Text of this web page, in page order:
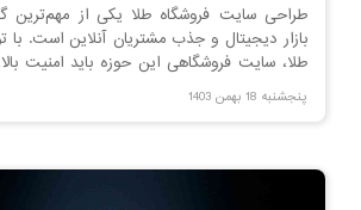
طراحی سایت فروشگاه طلا یکی از مهم‌ترین
بازار دیجیتال و جذب مشتریان آنلاین است. با
طلا، سایت فروشگاهی این حوزه باید امنیت
و امکانات پیشرفته‌ای داشته باشد. در این
طراحی سایت فروشگاه طلا و نکات مهم
پنجشنبه 18 بهمن 1403